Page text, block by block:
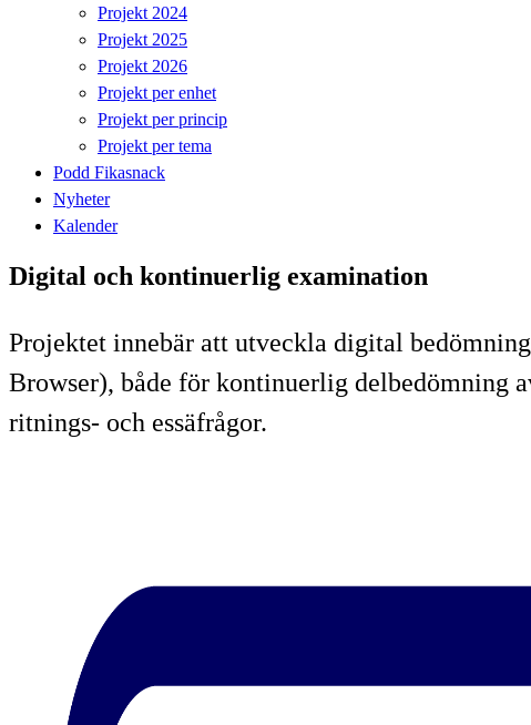
Projekt 2024
Projekt 2025
Projekt 2026
Projekt per enhet
Projekt per princip
Projekt per tema
Podd Fikasnack
Nyheter
Kalender
Digital och kontinuerlig examination
Projektet innebär att utveckla digital
Browser), både för kontinuerlig delbedömning
ritnings- och essäfrågor.